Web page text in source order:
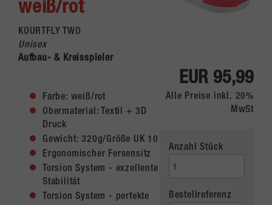
weiß/rot
KOURTFLY TWO
Unisex
Aufbau- & Kreisspieler
Farbe: weiß/rot
Obermaterial: Textil + 3D
Druck
Gewicht: 320g/Größe UK 10
Ergonomischer Fersensitz
Torsion System - exzellente
Stabilität
Torsion System - perfekte
EUR 95,99
Alle Preise inkl. 20%
MwSt
Anzahl Stück
Bestellreferenz